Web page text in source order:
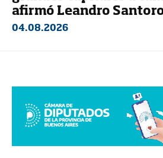
afirmó Leandro
04.08.2026